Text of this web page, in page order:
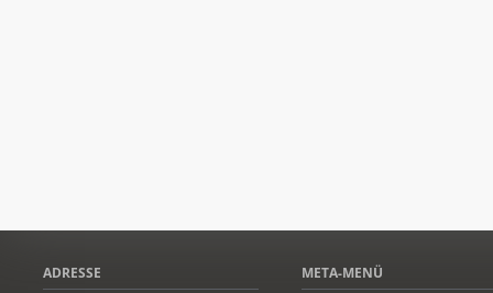
ADRESSE META-MENÜ